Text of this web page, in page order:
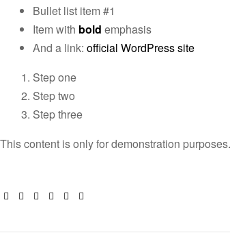
Bullet list item #1
Item with bold emphasis
And a link: official WordPress site
Step one
Step two
Step three
This content is only for demonstration
Facebook
TwitterLinkedinGoogle+Pinterest